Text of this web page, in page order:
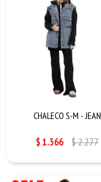
CHALECO S-M - JEAN
$1.366 $2.277